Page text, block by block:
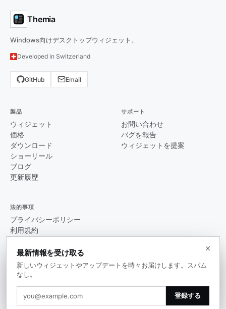
Themia
Windows向けデスクトップウィジェット。
Developed in Switzerland
GitHub Email
製品
ウィジェット
価格
ダウンロード
ショーリール
ブログ
更新履歴
サポート
お問い合わせ
バグを報告
ウィジェットを提案
法的事項
プライバシーポリシー
利用規約
v0.14.0 Windows 10 / 11
最新情報を受け取る
新しいウィジェットやアップデートを時々お届けします。スパム
なし。
登録する